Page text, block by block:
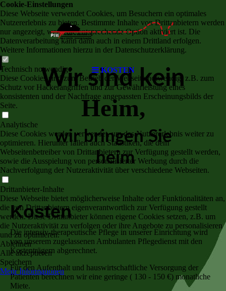
KOSTEN
Wir sind kein
Heim,
wir bringen Sie
heim
Kosten
Die intensiv-therapeutische Pflege in unserer Einrichtung wird
von unserem zugelassenen Ambulanten Pflegedienst mit den
Kostenträgern abgerechnet.
Für den Aufenthalt und hauswirtschaftliche Versorgung der
Patienten berechnen wir eine geringe ( 130 - 150 €) monatliche
Miete.
Cookie-Einstellungen
Diese Webseite verwendet Cookies, um Besuchern ein optimales
Nutzererlebnis zu bieten. Bestimmte Inhalte von Drittanbietern werden
nur angezeigt, wenn die entsprechende Option aktiviert ist. Die
Datenverarbeitung kann dann auch in einem Drittland erfolgen.
Weitere Informationen hierzu in der Datenschutzerklärung.
Technisch notwendige
Diese Cookies sind zum Betrieb der Webseite notwendig, z.B. zum
Schutz vor Hackerangriffen und zur Gewährleistung eines
konsistenten und der Nachfrage angepassten Erscheinungsbilds der
Seite.
Analytische
Diese Cookies werden verwendet, um das Nutzererlebnis weiter zu
optimieren. Hierunter fallen auch Statistiken, die dem
Webseitenbetreiber von Drittanbietern zur Verfügung gestellt werden,
sowie die Ausspielung von personalisierter Werbung durch die
Nachverfolgung der Nutzeraktivität über verschiedene Webseiten.
Drittanbieter-Inhalte
Diese Webseite bietet möglicherweise Inhalte oder Funktionalitäten an,
die von Drittanbietern eigenverantwortlich zur Verfügung gestellt
werden. Diese Drittanbieter können eigene Cookies setzen, z.B. um
die Nutzeraktivität zu verfolgen oder ihre Angebote zu personalisieren
und zu optimieren.
Ablehnen
Alle akzeptieren
Speichern
Mehr Informationen